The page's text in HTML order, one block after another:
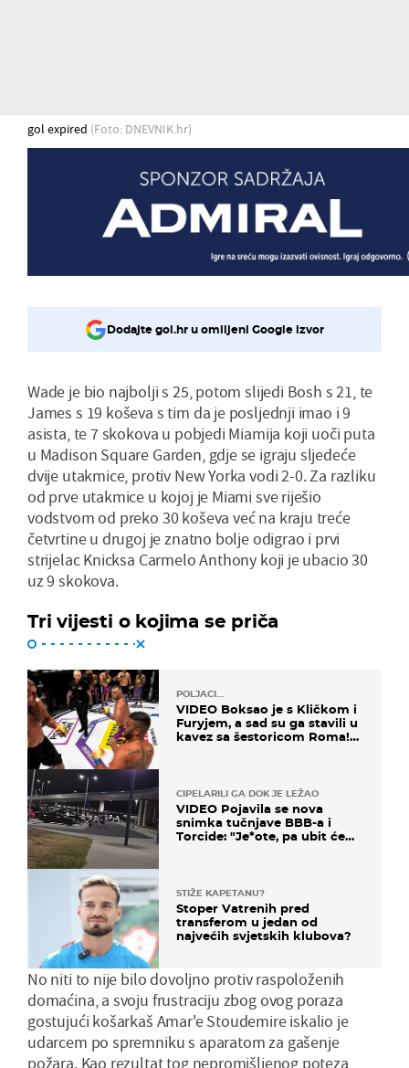
gol expired (Foto: DNEVNIK.hr)
Dodajte gol.hr u omiljeni Google izvor
Wade je bio najbolji s 25, potom slijedi Bosh s 21, te
James s 19 koševa s tim da je posljednji imao i 9
asista, te 7 skokova u pobjedi Miamija koji uoči puta
u Madison Square Garden, gdje se igraju sljedeće
dvije utakmice, protiv New Yorka vodi 2-0. Za razliku
od prve utakmice u kojoj je Miami sve riješio
vodstvom od preko 30 koševa već na kraju treće
četvrtine u drugoj je znatno bolje odigrao i prvi
strijelac Knicksa Carmelo Anthony koji je ubacio 30
uz 9 skokova.
Tri vijesti o kojima se priča
POLJACI...
VIDEO Boksao je s Kličkom i
Furyjem, a sad su ga stavili u
kavez sa šestoricom Roma!
CIPELARILI GA DOK JE LEŽAO
VIDEO Pojavila se nova
snimka tučnjave BBB-a i
Torcide: "Je*ote, pa ubit će
STIŽE KAPETANU?
Stoper Vatrenih pred
transferom u jedan od
najvećih svjetskih klubova?
No niti to nije bilo dovoljno protiv raspoloženih
domaćina, a svoju frustraciju zbog ovog poraza
gostujući košarkaš Amar'e Stoudemire iskalio je
udarcem po spremniku s aparatom za gašenje
požara. Kao rezultat tog nepromišljenog poteza